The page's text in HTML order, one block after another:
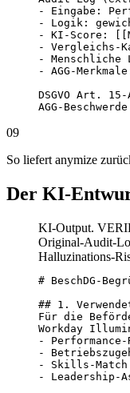
- Eingabe:
- Logik:
- KI-Score:
- Vergleichs-
-
- AGG-
DSGVO Art.
AGG-
09
So liefert anymize
Der KI-
KI-Output.
Original-Audit-
Halluzinations-
# BeschDG-
## 1.
Für die
Workday
-
-
- Skills-
- Leadership-